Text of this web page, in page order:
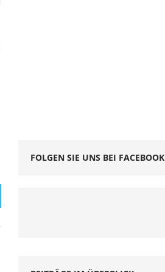
FOLGEN SIE UNS BEI FACEBOOK